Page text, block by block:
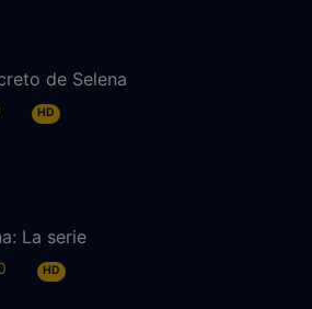
de Selena
HD
La serie
HD